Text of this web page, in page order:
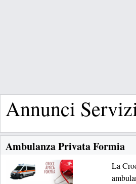
Annunci
Ambulanza Privata Formia
La